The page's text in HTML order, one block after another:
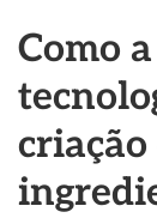
Como
criação